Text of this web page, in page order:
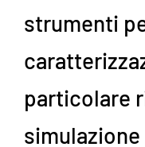
strumenti
particolare